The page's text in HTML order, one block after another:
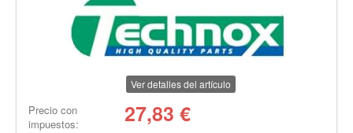
Ver detalles del artículo
Precio con
impuestos:
27,83 €